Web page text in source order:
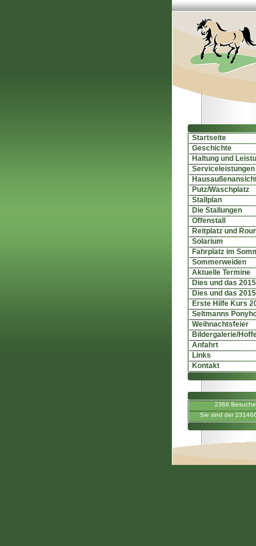
Startseite
Geschichte
Haltung und
Serviceleistungen
Putz/Waschplatz
Stallplan
Die Stallungen
Offenstall
Reitplatz und
Solarium
Fahrplatz im
Sommerweiden
Aktuelle Termine
Dies und das 2015
Dies und das
Erste Hilfe Kurs
Seltmanns
Weihnachtsfeier
Bildergalerie/
Anfahrt
Links
Kontakt
2368
Sie sind der